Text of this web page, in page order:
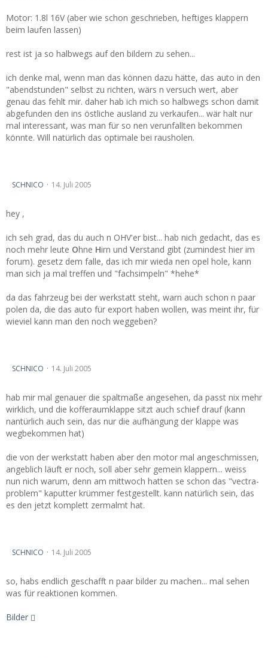
Motor: 1.8l 16V (aber wie schon geschrieben, heftiges klappern
beim laufen lassen)
rest ist ja so halbwegs auf den bildern zu sehen...
ich denke mal, wenn man das können dazu hätte, das auto in den
"abendstunden" selbst zu richten, wärs n versuch wert, aber
genau das fehlt mir. daher hab ich mich so halbwegs schon damit
abgefunden den ins östliche ausland zu verkaufen... wär halt nur
mal interessant, was man für so nen verunfallten bekommen
könnte. Will natürlich das optimale bei rausholen.
SCHNICO 14. Juli 2005
hey ,
ich seh grad, das du auch n OHV'er bist... hab nich gedacht, das es
noch mehr leute Ohne Hirn und Verstand gibt (zumindest hier im
forum). gesetz dem falle, das ich mir wieda nen opel hole, kann
man sich ja mal treffen und "fachsimpeln" *hehe*
da das fahrzeug bei der werkstatt steht, warn auch schon n paar
polen da, die das auto für export haben wollen, was meint ihr, für
wieviel kann man den noch weggeben?
SCHNICO 14. Juli 2005
hab mir mal genauer die spaltmaße angesehen, da passt nix mehr
wirklich, und die kofferaumklappe sitzt auch schief drauf (kann
nantürlich auch sein, das nur die aufhängung der klappe was
wegbekommen hat)
die von der werkstatt haben aber den motor mal angeschmissen,
angeblich läuft er noch, soll aber sehr gemein klappern... weiss
nun nich warum, denn am mittwoch hatten se schon das "vectra-
problem" kaputter krümmer festgestellt. kann natürlich sein, das
es den jetzt komplett zermalmt hat.
SCHNICO 14. Juli 2005
so, habs endlich geschafft n paar bilder zu machen... mal sehen
was für reaktionen kommen.
Bilder